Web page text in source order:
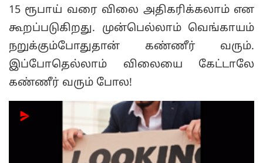
15 ரூபாய் வரை விலை அதிகரிக்கலாம் என
கூறப்படுகிறது. முன்பெல்லாம் வெங்காயம்
நறுக்கும்போதுதான் கண்ணீர் வரும்.
இப்போதெல்லாம் விலையை கேட்டாலே
கண்ணீர் வரும் போல!